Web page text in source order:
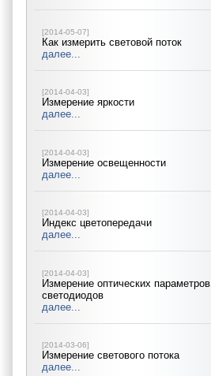
[2014-05-07]
Как измерить световой поток
далее...
[2014-04-03]
Измерение яркости
далее...
[2014-04-03]
Измерение освещенности
далее...
[2014-04-03]
Индекс цветопередачи
далее...
[2014-04-03]
Измерение оптических параметров
светодиодов
далее...
[2014-03-06]
Измерение светового потока
далее...